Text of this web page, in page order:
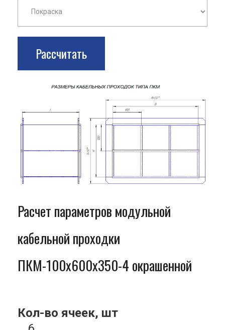
Рассчитать
Расчет параметров модульной
кабельной проходки
ПКМ-100x600x350-4 окрашенной
Кол-во ячеек, шт